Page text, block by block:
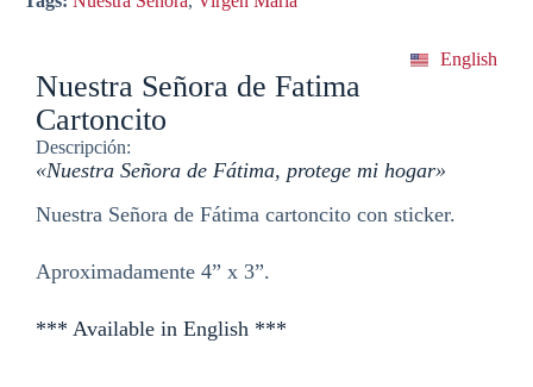
English
Nuestra Señora de Fatima
Cartoncito
Descripción:
«Nuestra Señora de Fátima, protege mi hogar»
Nuestra Señora de Fátima cartoncito con sticker.
Aproximadamente 4” x 3”.
*** Available in English ***